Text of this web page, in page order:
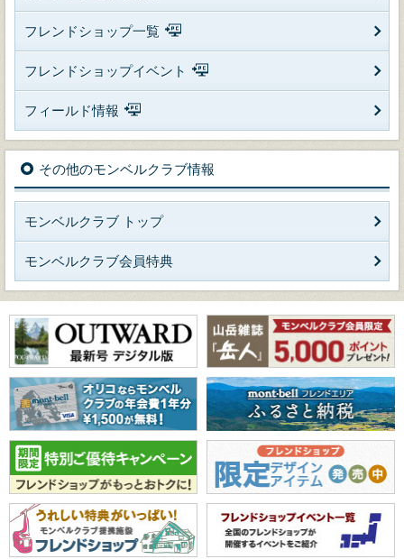
フレンドショップ一覧
フレンドショップイベント
フィールド情報
その他のモンベルクラブ情報
モンベルクラブ トップ
モンベルクラブ会員特典